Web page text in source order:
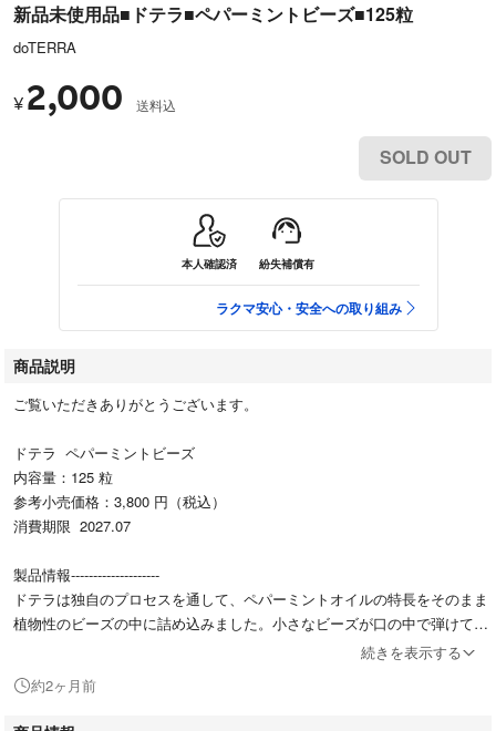
新品未使用品■ドテラ■ペパーミントビーズ■125粒
doTERRA
¥ 2,000 送料込
SOLD OUT
本人確認済 紛失補償有
ラクマ安心・安全への取り組み
商品説明
ご覧いただきありがとうございます。
ドテラ ペパーミントビーズ
内容量：125 粒
参考小売価格：3,800 円（税込）
消費期限 2027.07
製品情報--------------------
ドテラは独自のプロセスを通して、ペパーミントオイルの特長をそのまま
植物性のビーズの中に詰め込みました。小さなビーズが口の中で弾けてフ
レッシュな爽快感が広がり、ピュアなペパーミントオイルのヒンヤリした
をサポートし、食後もスッキリ。
続きを表示する
約2ヶ月前